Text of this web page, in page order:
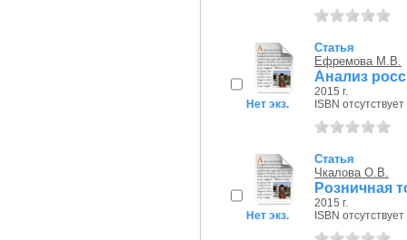
Нет экз.
Статья
Ефремова М.В.
Анализ
2015 г.
ISBN отсутствует
Нет экз.
Статья
Чкалова О.В.
Розничная
2015 г.
ISBN отсутствует